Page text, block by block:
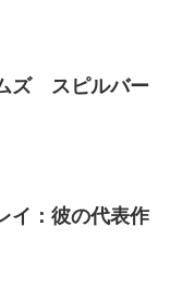
ズ スピルバー
イ：彼の代表作